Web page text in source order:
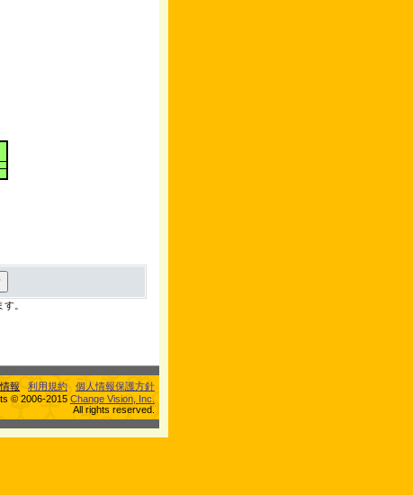
。
報 利用規約
個人情報保護方針
© 2006-2015 Change Vision, Inc.
All rights reserved.